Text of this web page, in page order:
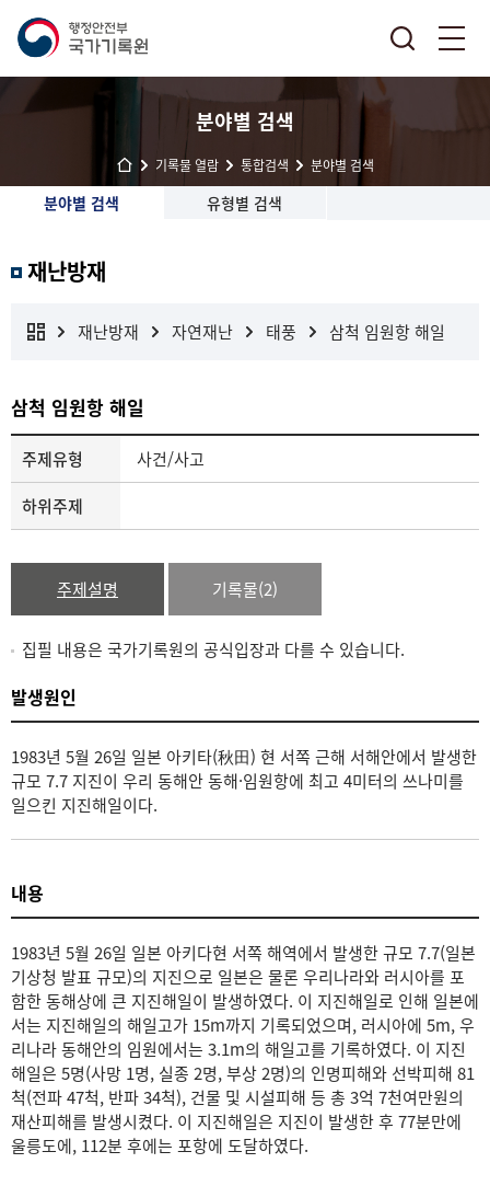
분야별 검색
기록물 열람 통합검색 분야별 검색
분야별 검색 유형별 검색
재난방재
재난방재 자연재난 태풍 삼척 임원항 해일
삼척 임원항 해일
주제유형
사건/사고
하위주제
주제설명 기록물(2)
집필 내용은 국가기록원의 공식입장과 다를 수 있습니다.
발생원인
1983년 5월 26일 일본 아키타(秋田) 현 서쪽 근해 서해안에서 발생한
규모 7.7 지진이 우리 동해안 동해·임원항에 최고 4미터의 쓰나미를
일으킨 지진해일이다.
내용
1983년 5월 26일 일본 아키다현 서쪽 해역에서 발생한 규모 7.7(일본
기상청 발표 규모)의 지진으로 일본은 물론 우리나라와 러시아를 포
함한 동해상에 큰 지진해일이 발생하였다. 이 지진해일로 인해 일본에
서는 지진해일의 해일고가 15m까지 기록되었으며, 러시아에 5m, 우
리나라 동해안의 임원에서는 3.1m의 해일고를 기록하였다. 이 지진
해일은 5명(사망 1명, 실종 2명, 부상 2명)의 인명피해와 선박피해 81
척(전파 47척, 반파 34척), 건물 및 시설피해 등 총 3억 7천여만원의
재산피해를 발생시켰다. 이 지진해일은 지진이 발생한 후 77분만에
울릉도에, 112분 후에는 포항에 도달하였다.